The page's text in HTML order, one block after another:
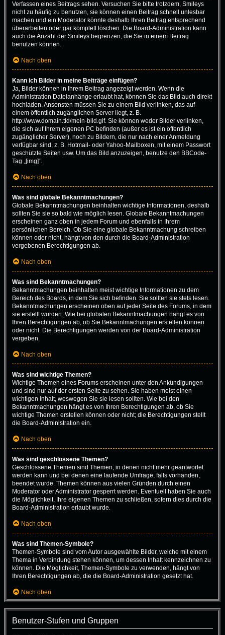
Verfassen eines Beitrags sehen. Versuchen Sie bitte trotzdem, Smileys
nicht zu häufig zu benutzen, sie können einen Beitrag schnell unlesbar
machen und ein Moderator könnte deshalb Ihren Beitrag entsprechend
überarbeiten oder gar komplett löschen. Die Board-Administration kann
auch die Anzahl der Smileys begrenzen, die Sie in einem Beitrag
benutzen können.
Nach oben
Kann ich Bilder in meine Beiträge einfügen?
Ja, Bilder können in Ihrem Beitrag angezeigt werden. Wenn die
Administration Dateianhänge erlaubt hat, können Sie das Bild auch direkt
hochladen. Ansonsten müssen Sie zu einem Bild verlinken, das auf
einem öffentlich zugänglichen Server liegt, z. B.
http://www.domain.tld/mein-bild.gif. Sie können weder Bilder verlinken,
die sich auf Ihrem eigenen PC befinden (außer es ist ein öffentlich
zugänglicher Server), noch zu Bildern, die nur nach einer Anmeldung
verfügbar sind, z. B. Hotmail- oder Yahoo-Mailboxen, mit einem Passwort
geschützte Seiten usw. Um das Bild anzuzeigen, benutze den BBCode-
Tag „[img]“.
Nach oben
Was sind globale Bekanntmachungen?
Globale Bekanntmachungen beinhalten wichtige Informationen, deshalb
sollten Sie sie so bald wie möglich lesen. Globale Bekanntmachungen
erscheinen ganz oben in jedem Forum und ebenfalls in Ihrem
persönlichen Bereich. Ob Sie eine globale Bekanntmachung schreiben
können oder nicht, hängt von den durch die Board-Administration
vergebenen Berechtigungen ab.
Nach oben
Was sind Bekanntmachungen?
Bekanntmachungen beinhalten meist wichtige Informationen zu dem
Bereich des Boards, in dem Sie sich befinden. Sie sollten sie stets lesen.
Bekanntmachungen erscheinen oben auf jeder Seite des Forums, in dem
sie erstellt wurden. Wie bei globalen Bekanntmachungen hängt es von
Ihren Berechtigungen ab, ob Sie Bekanntmachungen erstellen können
oder nicht. Die Berechtigungen werden von der Board-Administration
vergeben.
Nach oben
Was sind wichtige Themen?
Wichtige Themen eines Forums erscheinen unter den Ankündigungen
und sind nur auf der ersten Seite zu sehen. Sie haben meist einen
wichtigen Inhalt, weswegen Sie sie lesen sollten. Wie bei den
Bekanntmachungen hängt es von Ihren Berechtigungen ab, ob Sie
wichtige Themen erstellen können oder nicht; die Berechtigungen stellt
die Board-Administration ein.
Nach oben
Was sind geschlossene Themen?
Geschlossene Themen sind Themen, in denen nicht mehr geantwortet
werden kann und bei denen eine laufende Umfrage, falls vorhanden,
beendet wurde. Themen können aus vielen Gründen durch einen
Moderator oder Administrator gesperrt werden. Eventuell haben Sie auch
die Möglichkeit, Ihre eigenen Themen zu schließen, sofern dies durch die
Board-Administration erlaubt wurde.
Nach oben
Was sind Themen-Symbole?
Themen-Symbole sind vom Autor ausgewählte Bilder, welche mit einem
Thema in Verbindung stehen können, um dessen Inhalt kennzeichnen zu
können. Die Möglichkeit, Themen-Symbole zu verwenden, hängt von
Ihren Berechtigungen ab, die die Board-Administration gesetzt hat.
Nach oben
Benutzer-Stufen und Gruppen